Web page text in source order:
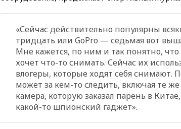
«Сейчас действительно популярны
тридцать или GoPro — седьмая вот
Мне кажется, по ним и так понятно, что
хочет что-то снимать. Сейчас их
влогеры, которые ходят себя снимают.
может за кем-то следить, включая те
камера, которую заказал парень в
какой-то шпионский гаджет».